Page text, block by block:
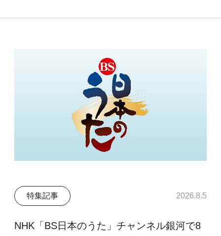
特集記事 2026.8.5
NHK「BS日本のうた」チャンネル銀河で8